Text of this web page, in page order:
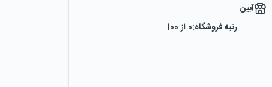
آبین
رتبه فروشگاه:0 از 100